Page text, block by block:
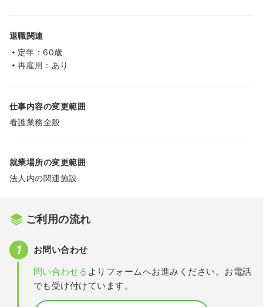
退職関連
定年：60歳
再雇用：あり
仕事内容の変更範囲
看護業務全般
就業場所の変更範囲
法人内の関連施設
ご利用の流れ
お問い合わせ
問い合わせる よりフォームへお進みください。お電話
でも受け付けています。